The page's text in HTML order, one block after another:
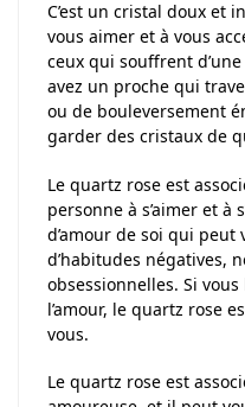
C’est un cristal doux et
vous aimer et à vous
ceux qui souffrent
avez un proche qui
ou de bouleversement
garder des cristaux de
Le quartz rose est
personne à s’aimer et à
d’amour de soi qui
d’habitudes négatives,
obsessionnelles. Si
l’amour, le quartz rose
vous.
Le quartz rose est